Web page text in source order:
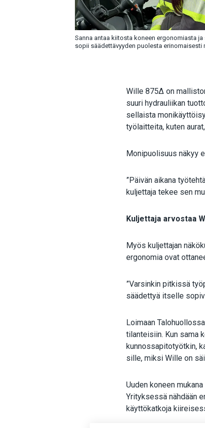
Sanna antaa kiitosta koneen ergonomiasta
sopii säädettävyyden puolesta erinomaisesti
Wille 875Δ on
suuri hydrauliikan
sellaista
työlaitteita, kuten
Monipuolisuus näkyy
”Päivän aikana
kuljettaja tekee sen
Kuljettaja arvostaa
Myös kuljettajan
ergonomia ovat
”Varsinkin pitkissä
säädettyä itselle
Loimaan
tilanteisiin. Kun sama
kunnossapitotyötkin,
sille, miksi Wille on
Uuden koneen
Yrityksessä nähdään
käyttökatkoja